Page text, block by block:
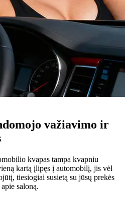
važiavimo ir
kvapas tampa kvapniu
kartą įlipęs į automobilį, jis vėl
tiesiogiai susietą su jūsų prekės
saloną.